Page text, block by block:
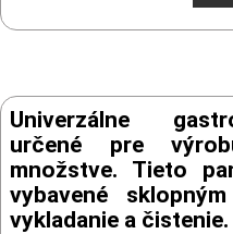
Univerzálne
určené pre
množstve. Tieto
vybavené
vykladanie a čistenie.